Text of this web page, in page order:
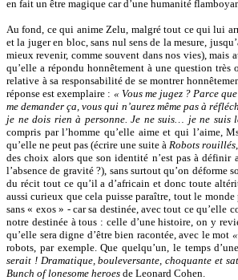
en fait un être magique car d’une humanité
Au fond, ce qui anime Zelu, malgré tout ce qui lui
et la juger en bloc, sans nul sens de la mesure,
mieux revenir, comme souvent dans nos vies), mais
qu’elle a répondu honnêtement à une question
relative à sa responsabilité de se montrer
réponse est exemplaire : « Vous me jugez ? Parce
me demander ça, vous qui n’aurez même pas à
je ne dois rien à personne. Je ne suis… je ne suis
compris par l’homme qu’elle aime et qui l’aime,
qu’elle ne peut pas (écrire une suite à Robots rouillés
des choix alors que son identité n’est pas à définir
l’absence de gravité ?), sans surtout qu’on déforme
du récit tout ce qu’il a d’africain et donc toute
aussi curieux que cela puisse paraître, tout le
sans « exos » - car sa destinée, avec tout ce qu’elle
notre destinée à tous : celle d’une histoire, on y
qu’elle sera digne d’être bien racontée, avec le mot
robots, par exemple. Que quelqu’un, le temps
serait ! Dramatique, bouleversante, choquante et
Bunch of lonesome heroes de Leonard Cohen.